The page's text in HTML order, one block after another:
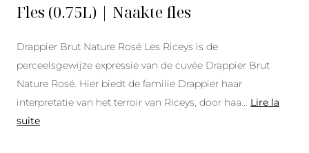
Fles (0.75L) | Naakte fles
Drappier Brut Nature Rosé Les Riceys is de
perceelsgewijze expressie van de cuvée Drappier Brut
Nature Rosé. Hier biedt de familie Drappier haar
interpretatie van het terroir van Riceys, door haa
Lire la
suite